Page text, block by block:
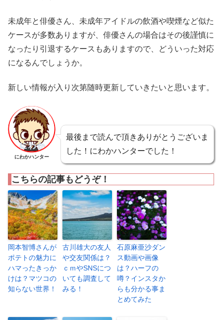
未成年と俳優さん、未成年アイドルの飲酒や喫煙など似た
ケースが多数ありますが、俳優さんの場合はその後謹慎に
なったり引退するケースもありますので、どういった対応
になるんでしょうか。
新しい情報が入り次第随時更新していきたいと思います。
にわかハンター
最後まで読んで頂きありがとうございま
した！にわかハンターでした！
こちらの記事もどうぞ！
岡本智博さんが
ポテトの魅力に
ハマったきっか
けは？マツコの
知らない世界！
古川雄大の友人
や交友関係は？
ｃｍやSNSにつ
いても調査して
みる！
石原麻亜沙ダン
ス動画や画像
は？ハーフの
噂？インスタか
らも分かる事ま
とめてみた